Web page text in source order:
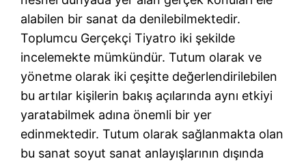
alabilen bir sanat da denilebilmektedir.
Toplumcu Gerçekçi Tiyatro iki şekilde
incelemekte mümkündür. Tutum olarak ve
yönetme olarak iki çeşitte değerlendirilebilen
bu artılar kişilerin bakış açılarında aynı etkiyi
yaratabilmek adına önemli bir yer
edinmektedir. Tutum olarak sağlanmakta olan
bu sanat soyut sanat anlayışlarının dışında